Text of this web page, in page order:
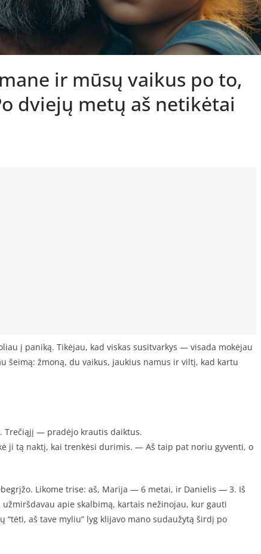
ir mūsų vaikus po to,
dviejų metų aš netikėtai
į paniką. Tikėjau, kad viskas susitvarkys — visada mokėjau
šeimą: žmoną, du vaikus, jaukius namus ir viltį, kad kartu
Trečiąjį — pradėjo krautis daiktus.
ji tą naktį, kai trenkėsi durimis. — Aš taip pat noriu gyventi, o
Likome trise: aš, Marija — 6 metai, ir Danielis — 3. Iš
apie skalbimą, kartais nežinojau, kur gauti
“tėti, aš tave myliu” lyg klijavo mano sudaužytą širdį po